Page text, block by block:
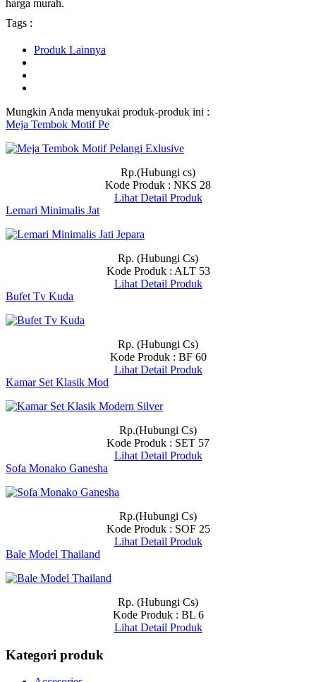
harga murah.
Tags :
Produk Lainnya
Mungkin Anda menyukai produk-produk ini :
Meja Tembok Motif Pe
Rp.(Hubungi cs)
Kode Produk : NKS 28
Lihat Detail Produk
Lemari Minimalis Jat
Rp. (Hubungi Cs)
Kode Produk : ALT 53
Lihat Detail Produk
Bufet Tv Kuda
Rp. (Hubungi Cs)
Kode Produk : BF 60
Lihat Detail Produk
Kamar Set Klasik Mod
Rp.(Hubungi Cs)
Kode Produk : SET 57
Lihat Detail Produk
Sofa Monako Ganesha
Rp.(Hubungi Cs)
Kode Produk : SOF 25
Lihat Detail Produk
Bale Model Thailand
Rp. (Hubungi Cs)
Kode Produk : BL 6
Lihat Detail Produk
Kategori produk